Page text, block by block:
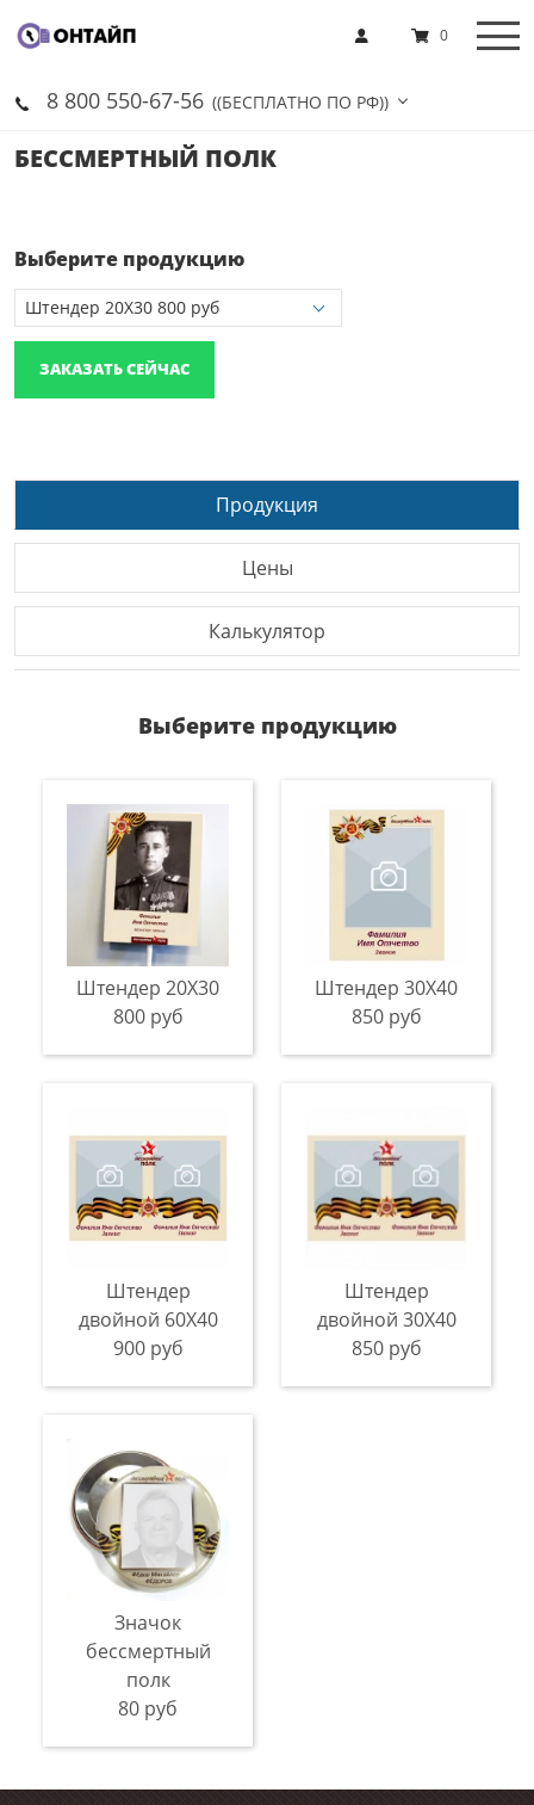
8 800 550-67-56 ((БЕСПЛАТНО ПО РФ))
0
БЕССМЕРТНЫЙ ПОЛК
Выберите продукцию
ЗАКАЗАТЬ СЕЙЧАС
Продукция
Цены
Калькулятор
Выберите продукцию
Штендер 20X30
800 руб
Штендер 30Х40
850 руб
Штендер
двойной 60Х40
900 руб
Штендер
двойной 30Х40
850 руб
Значок
бессмертный
полк
80 руб